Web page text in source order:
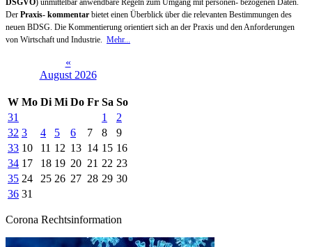
DSGVO) unmittelbar anwendbare Regeln zum Umgang mit personen- bezogenen Daten.
Der Praxis- kommentar bietet einen Überblick über die relevanten Bestimmungen des
neuen BDSG. Die Kommentierung orientiert sich an der Praxis und den Anforderungen
von Wirtschaft und Industrie. Mehr...
«
August 2026
W Mo Di Mi Do Fr Sa So
31
1
2
32 3 4 5 6 7 8
9
33 10 11 12 13 14 15 16
34 17 18 19 20 21 22 23
35 24 25 26 27 28 29 30
36 31
Corona Rechtsinformation